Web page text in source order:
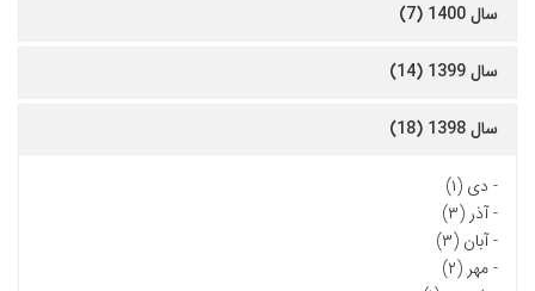
سال 1400 (7)
سال 1399 (14)
سال 1398 (18)
- دی (۱)
-آذر (۳)
-آبان (۳)
-مهر (۲)